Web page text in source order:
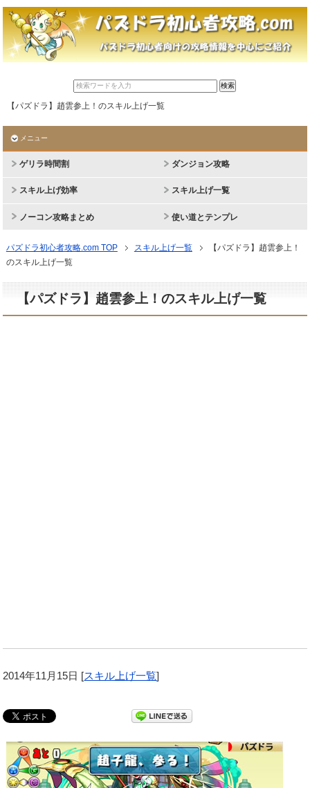
【パズドラ】趙雲参上！のスキル上げ一覧
メニュー
ゲリラ時間割 ダンジョン攻略
スキル上げ効率 スキル上げ一覧
ノーコン攻略まとめ 使い道とテンプレ
パズドラ初心者攻略.com TOP スキル上げ一覧
【パズドラ】趙雲参上！
のスキル上げ一覧
【パズドラ】趙雲参上！のスキル上げ一覧
2014年11月15日 [スキル上げ一覧]